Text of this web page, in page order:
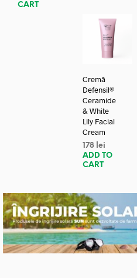
CART
Cremă
Defensil®
Ceramide
& White
Lily Facial
Cream
178 lei
ADD TO
CART